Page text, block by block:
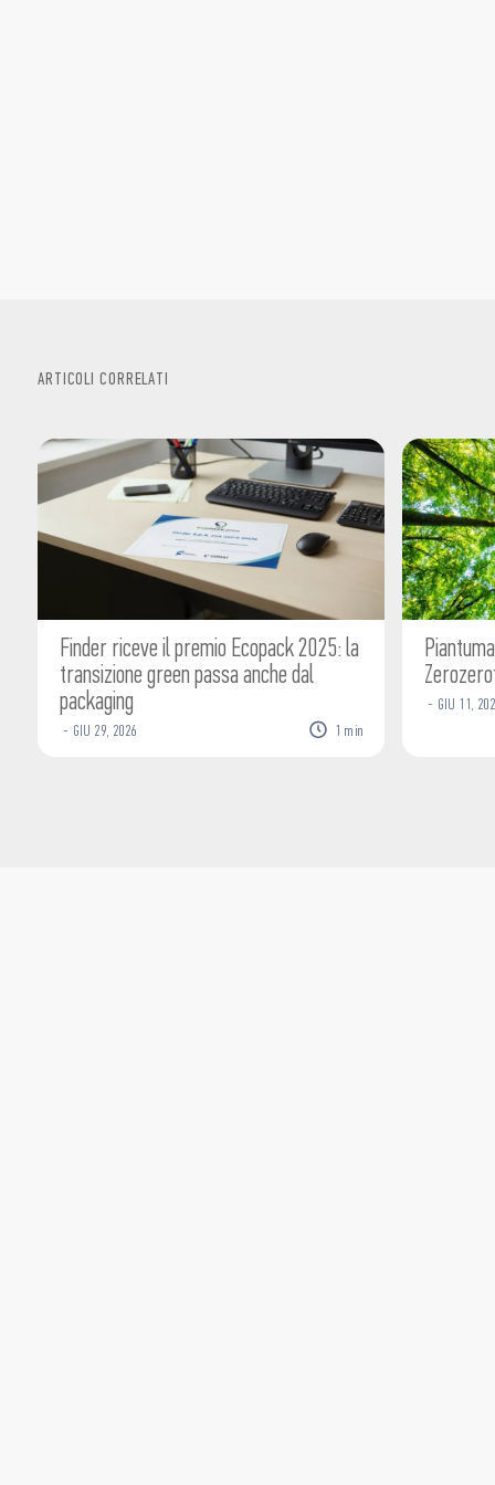
ARTICOLI CORRELATI
Finder riceve il premio Ecopack 2025: la
transizione green passa anche dal
packaging
- GIU 29, 2026 1 min
- GIU 11